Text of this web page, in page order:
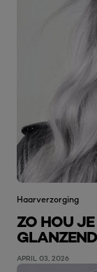
Haarverzorging
ZO HOU
GLANZEND
APRIL 03, 2026